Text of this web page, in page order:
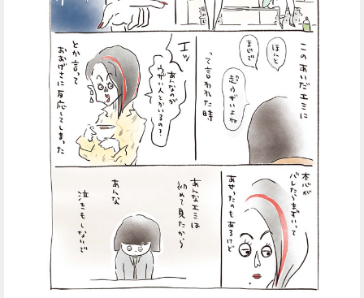
ウートピとは？
Facebook
で
シ
ェ
Twitter
で
シ
ェ
ア
す
る